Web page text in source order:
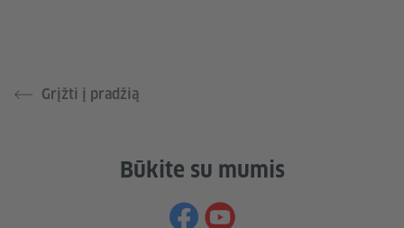
Grįžti į pradžią
Būkite su mumis